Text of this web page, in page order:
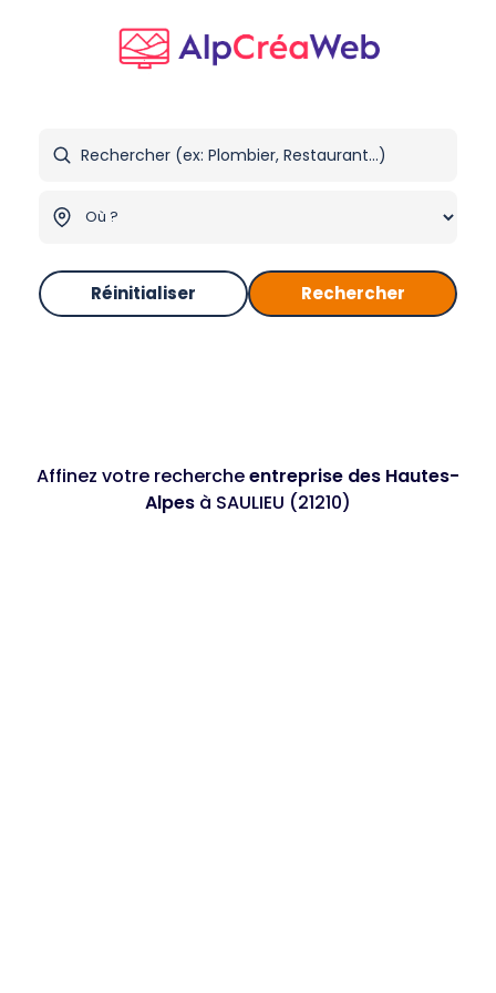
Réinitialiser Rechercher
Affinez votre rechercheentreprise des Hautes-
Alpes à SAULIEU (21210)